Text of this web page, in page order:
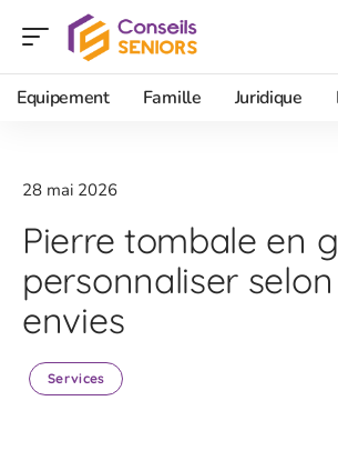
Equipement Famille Juridique
28 mai 2026
Pierre tombale en
personnaliser
envies
Services